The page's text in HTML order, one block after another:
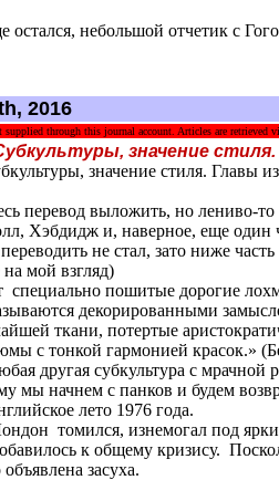
остался, небольшой отчетик с
2016
through this journal account. Articles are retrieved
значение стиля.
значение стиля. Главы
перевод выложить, но лениво-
Хэбдидж и, наверное, еще
не стал, зато ниже
мой взгляд)
специально пошитые дорогие
декорированными
ткани, потертые
с тонкой гармонией красок.»
другая субкультура с
мы начнем с панков и будем
лето 1976 года.
томился, изнемогал под
к общему кризису.
засуха.